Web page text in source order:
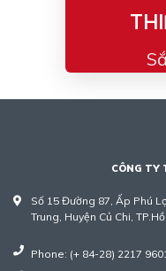
CÔNG TY
Số 15 Đường 87, Ấp Phú
Trung, Huyện Củ Chi,
Phone: (+ 84-28) 2217 9601